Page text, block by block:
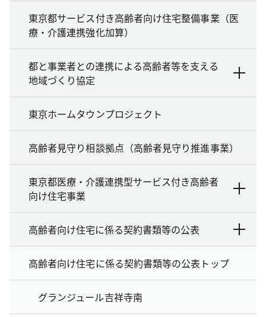
東京都サービス付き高齢者向け住宅整備事業（医
療・介護連携強化加算）
都と事業者との連携による高齢者等を支える
地域づくり協定
東京ホームタウンプロジェクト
高齢者見守り相談拠点（高齢者見守り推進事業）
東京都医療・介護連携型サービス付き高齢者
向け住宅事業
高齢者向け住宅に係る契約書類等の公表
高齢者向け住宅に係る契約書類等の公表トップ
グランジュール吉祥寺南